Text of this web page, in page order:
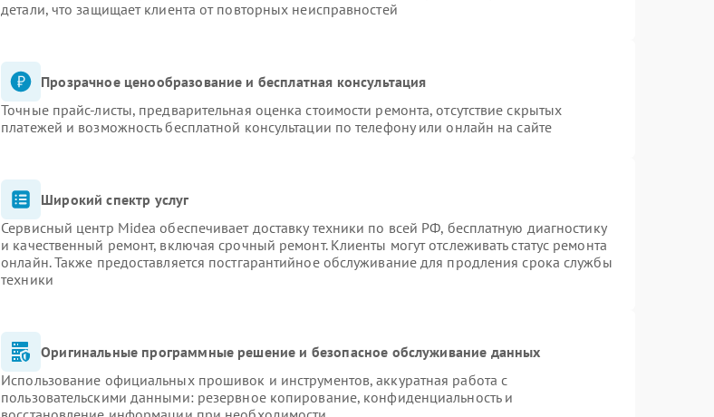
детали, что защищает клиента от повторных неисправностей
Прозрачное ценообразование и бесплатная консультация
Точные прайс-листы, предварительная оценка стоимости ремонта, отсутствие скрытых
платежей и возможность бесплатной консультации по телефону или онлайн на сайте
Широкий спектр услуг
Сервисный центр Midea обеспечивает доставку техники по всей РФ, бесплатную диагностику
и качественный ремонт, включая срочный ремонт. Клиенты могут отслеживать статус ремонта
онлайн. Также предоставляется постгарантийное обслуживание для продления срока службы
техники
Оригинальные программные решение и безопасное обслуживание данных
Использование официальных прошивок и инструментов, аккуратная работа с
пользовательскими данными: резервное копирование, конфиденциальность и